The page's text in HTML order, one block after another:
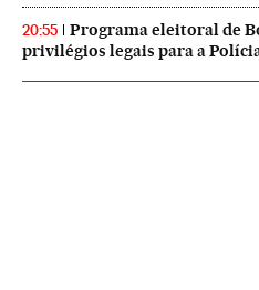
20:55
Programa eleitoral de
privilégios legais para a